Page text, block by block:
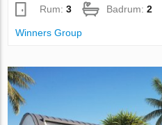
Rum:3 Badrum:2
Winners Group